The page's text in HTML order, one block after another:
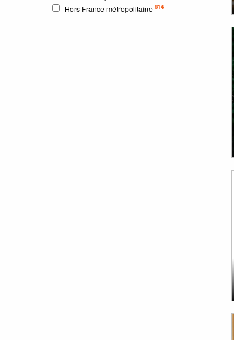
Hors France métropolitaine 814